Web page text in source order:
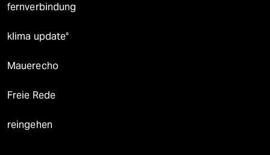
fernverbindung
klima update°
Mauerecho
Freie Rede
reingehen